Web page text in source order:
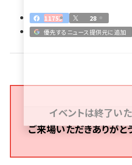
アスクル (1115)
11753
28
優先するニュース提供元に追加
イベントは終了いた
ご来場いただきありがと
参加登録はこちら↑